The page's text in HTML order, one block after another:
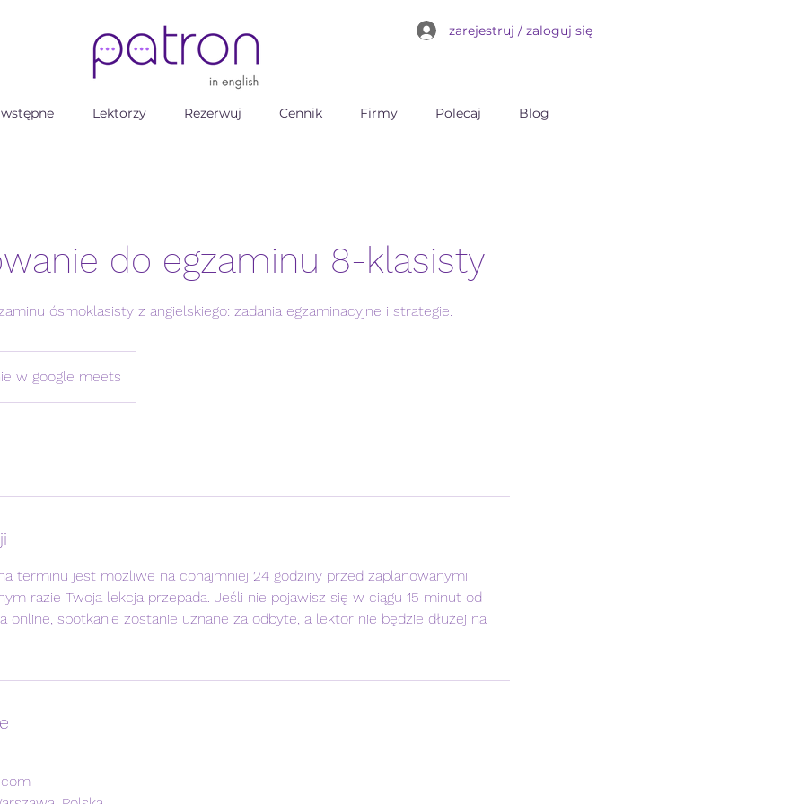
zarejestruj / zaloguj się
Lektorzy Rezerwuj Cennik Firmy Polecaj Blog
do egzaminu 8-klasisty
ósmoklasisty z angielskiego: zadania egzaminacyjne i strategie.
w google meets
terminu jest możliwe na conajmniej 24 godziny przed zaplanowanymi
razie Twoja lekcja przepada. Jeśli nie pojawisz się w ciągu 15 minut od
online, spotkanie zostanie uznane za odbyte, a lektor nie będzie dłużej na